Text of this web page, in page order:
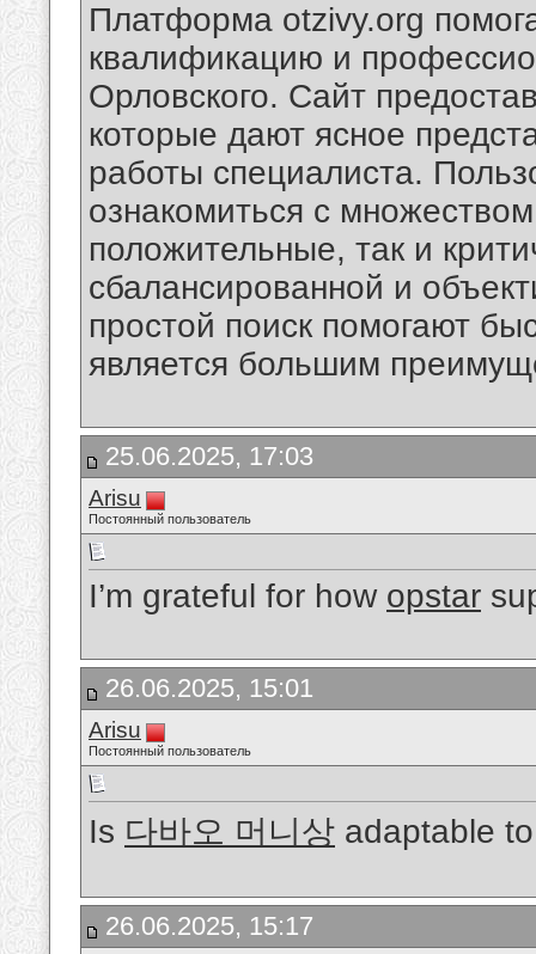
Платформа otzivy.org
квалификацию и
Орловского. Сайт
которые дают ясное
работы специалиста.
ознакомиться с
положительные, так и
сбалансированной и
простой поиск помогают
является большим
25.06.2025, 17:03
Arisu
Постоянный пользователь
I’m grateful for how opstar
26.06.2025, 15:01
Arisu
Постоянный пользователь
Is 다바오 머니상 adaptable
26.06.2025, 15:17